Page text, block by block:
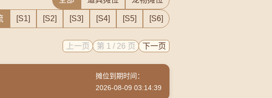
[S1] [S2] [S3] [S4] [S5] [S6]
上一页 第 1 / 26 页 下一页
摊位到期时间：
2026-08-09 03:14:39